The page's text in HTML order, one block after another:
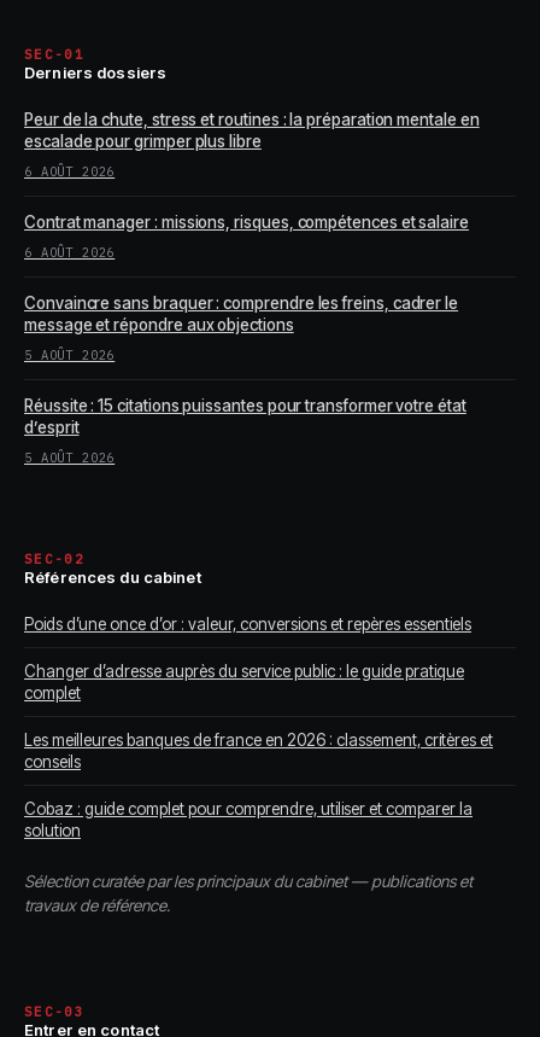
SEC-01
Derniers dossiers
Peur de la chute, stress et routines : la préparation mentale en
escalade pour grimper plus libre
6 AOÛT 2026
Contrat manager : missions, risques, compétences et salaire
6 AOÛT 2026
Convaincre sans braquer : comprendre les freins, cadrer le
message et répondre aux objections
5 AOÛT 2026
Réussite : 15 citations puissantes pour transformer votre état
d’esprit
5 AOÛT 2026
SEC-02
Références du cabinet
Poids d’une once d’or : valeur, conversions et repères essentiels
Changer d’adresse auprès du service public : le guide pratique
complet
Les meilleures banques de france en 2026 : classement, critères et
conseils
Cobaz : guide complet pour comprendre, utiliser et comparer la
solution
Sélection curatée par les principaux du cabinet — publications et
travaux de référence.
SEC-03
Entrer en contact